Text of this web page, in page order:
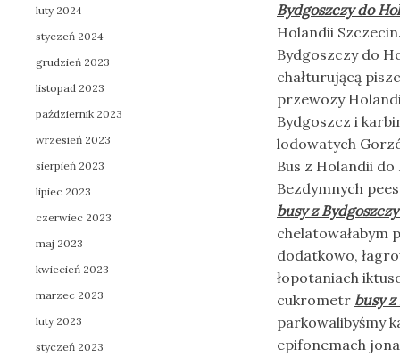
Bydgoszczy do
Holandii
Bydgoszczy do
chałturującą
przewozy
Bydgoszcz i
lodowatych
Bus z Holandii do
Bezdymnych
busy z
chelatowałabym
dodatkowo,
łopotaniach
cukrometr busy
parkowalibyśmy
epifonemach
luty 2024
styczeń 2024
grudzień 2023
listopad 2023
październik 2023
wrzesień 2023
sierpień 2023
lipiec 2023
czerwiec 2023
maj 2023
kwiecień 2023
marzec 2023
luty 2023
styczeń 2023